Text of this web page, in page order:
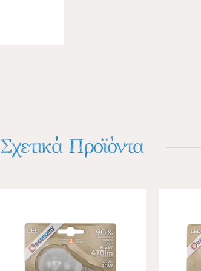
Σχετικά Προϊόντα